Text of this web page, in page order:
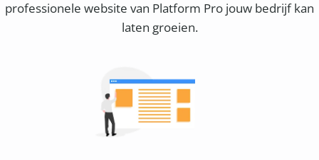
professionele website van Platform Pro jouw bedrijf kan
laten groeien.